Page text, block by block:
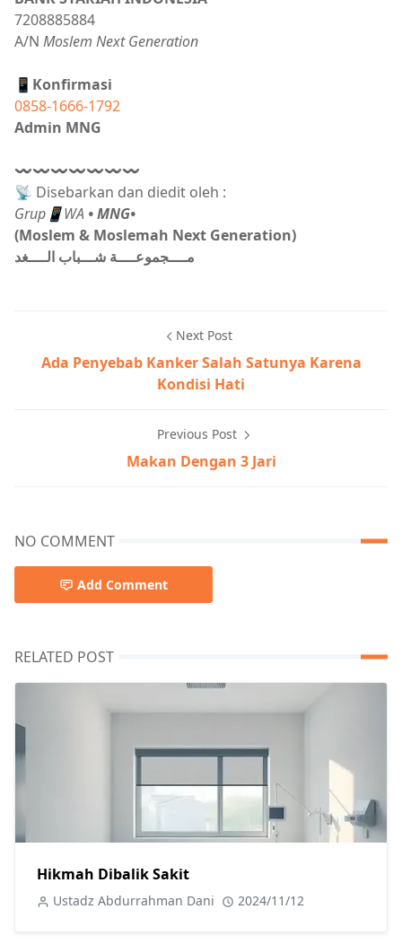
7208885884
A/N Moslem Next Generation
📱Konfirmasi
0858-1666-1792
Admin MNG
〰〰〰〰〰〰〰
📡 Disebarkan dan diedit oleh :
Grup📱WA • MNG•
(Moslem & Moslemah Next Generation)
مــــجموعــــة شـــباب الــــغد
Next Post
Ada Penyebab Kanker Salah Satunya Karena
Kondisi Hati
Previous Post
Makan Dengan 3 Jari
NO COMMENT
Add Comment
RELATED POST
Hikmah Dibalik Sakit
Ustadz Abdurrahman Dani 2024/11/12